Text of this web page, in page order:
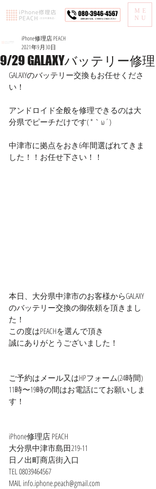
ME
NU
9/29 GALAXYバッテリー修理
iPhone修理店 PEACH
2021年9月30日
GALAXYのバッテリー交換もお任せくださ
い！
アンドロイド全般を修理できるのは大
分県でピーチだけです( *｀ω´)
中津市に拠点をおき6年間選ばれてきま
した！！お任せ下さい！！
本日、大分県中津市のお客様からGALAXY
のバッテリー交換の御依頼を頂きまし
た！
この度はPEACHを選んで頂き
誠にありがとうございました！
ご予約はメール又はHPフォーム(24時間)
11時〜19時の間はお電話にてお願いしま
す！
iPhone修理店 PEACH
大分県中津市島田219-11
日ノ出町商店街入口
TEL 08039464567
MAIL info.iphone.peach@gmail.com